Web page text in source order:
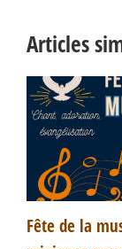
Articles
Fête de la